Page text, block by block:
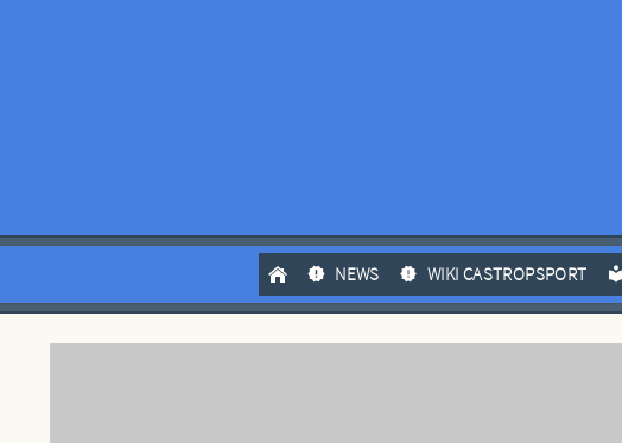
NEWS WIKI CASTROPSPORT